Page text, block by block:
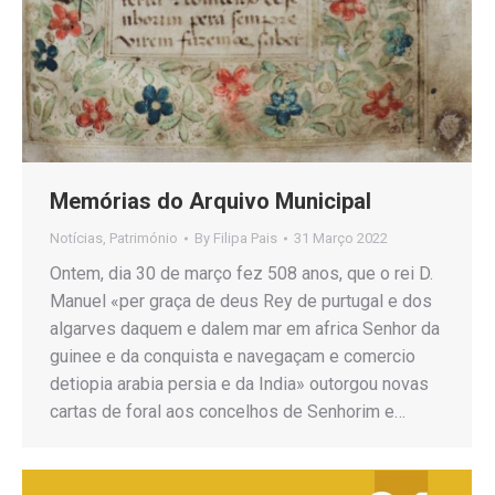
Memórias do Arquivo Municipal
Notícias, Património By Filipa Pais 31 Março 2022
Ontem, dia 30 de março fez 508 anos, que o rei D.
Manuel «per graça de deus Rey de purtugal e dos
algarves daquem e dalem mar em africa Senhor da
guinee e da conquista e navegaçam e comercio
detiopia arabia persia e da India» outorgou novas
cartas de foral aos concelhos de Senhorim e…